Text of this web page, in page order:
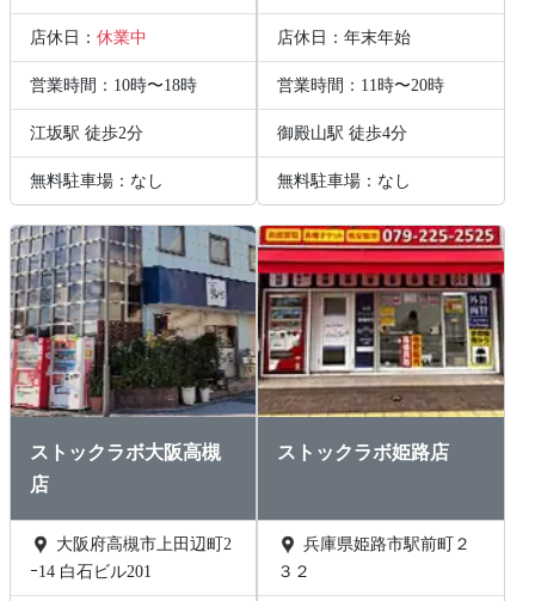
店休日： 休業中
営業時間：10時〜18時
江坂駅 徒歩2分
無料駐車場：なし
店休日：年末年始
営業時間：11時〜20時
御殿山駅 徒歩4分
無料駐車場：なし
ストックラボ大阪高槻
店
ｰ14 白石ビル201
ストックラボ姫路店
兵庫県姫路市駅前町２
３２